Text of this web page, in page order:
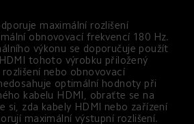
maximální rozlišení
obnovovací frekvencí 180 Hz.
výkonu se doporučuje použít
tohoto výrobku přiložený
rozlišení nebo obnovovací
optimální hodnoty při
kabelu HDMI, obraťte se na
si, zda kabely HDMI nebo zařízení
maximální výstupní rozlišení.